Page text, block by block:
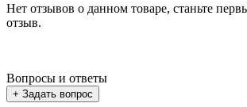
Нет отзывов о данном товаре, станьте
отзыв.
Вопросы и ответы
+ Задать вопрос